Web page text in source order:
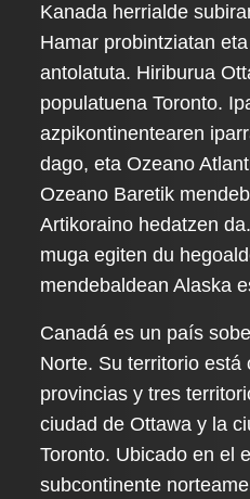
Kanada herrialde
Hamar probintziatan
antolatuta. Hiriburua
populatuena Toronto.
azpikontinentearen
dago, eta Ozeano
Ozeano Baretik
Artikoraino hedatzen
muga egiten du
mendebaldean Alaska
Canadá es un país
Norte. Su territorio está
provincias y tres
ciudad de Ottawa y la
Toronto. Ubicado en el
subcontinente